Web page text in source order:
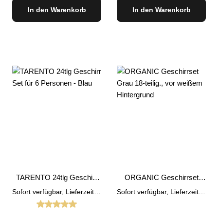
In den Warenkorb In den Warenkorb
TARENTO 24tlg Geschirr
Sofort verfügbar, Lieferzeit: 1-3 Tage
Durchschnittliche Bewertung von 5 von 5 Sternen
ORGANIC Geschirrset
Sofort verfügbar, Lieferzeit: 1-3 Tage